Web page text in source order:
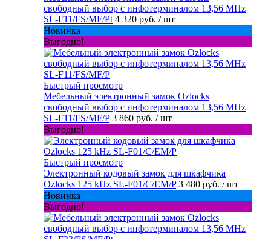
свободный выбор с инфотерминалом 13,56 MHz
SL-F11/FS/MF/Pt 4 320 руб. / шт
Новинка
Выгодно!
Быстрый просмотр
Мебельный электронный замок Ozlocks
свободный выбор с инфотерминалом 13,56 MHz
SL-F11/FS/MF/P 3 860 руб. / шт
Выгодно!
Быстрый просмотр
Электронный кодовый замок для шкафчика
Ozlocks 125 kHz SL-F01/C/EM/P 3 480 руб. / шт
Новинка
Выгодно!